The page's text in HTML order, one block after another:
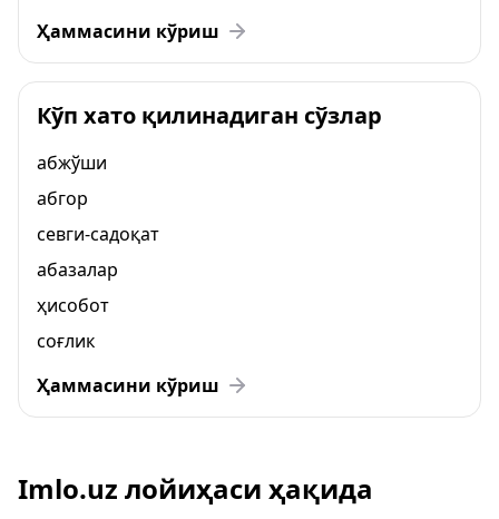
Ҳаммасини кўриш
Кўп хато қилинадиган сўзлар
абжўши
абгор
севги-садоқат
абазалар
ҳисобот
соғлик
Ҳаммасини кўриш
Imlo.uz лойиҳаси ҳақида